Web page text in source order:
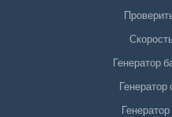
Генератор